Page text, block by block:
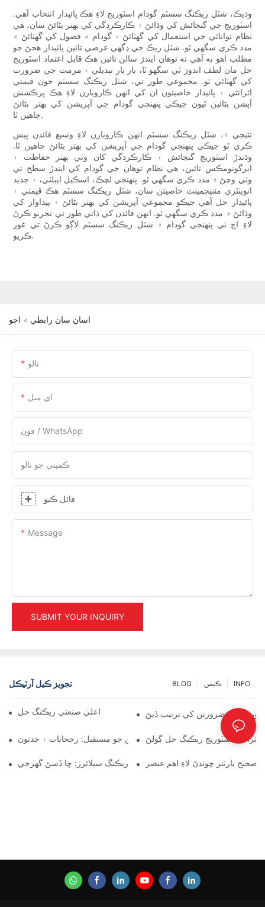
وڌيڪ، شٽل ريڪنگ سسٽم گودام اسٽوريج لاءِ هڪ پائيدار انتخاب آهي.
اسٽوريج جي گنجائش کي وڌائڻ ۽ ڪارڪردگي کي بهتر بڻائڻ سان، هي
نظام توانائي جي استعمال کي گهٽائڻ ۽ گودام ۾ فضول کي گهٽائڻ ۾
مدد ڪري سگهي ٿو. شٽل ريڪ جي ڊگهي عرصي تائين پائيدار هجڻ جو
مطلب اهو به آهي ته توهان ايندڙ سالن تائين هڪ قابل اعتماد اسٽوريج
حل مان لطف اندوز ٿي سگهو ٿا، بار بار تبديلي ۽ مرمت جي ضرورت
کي گهٽائي ٿو. مجموعي طور تي، شٽل ريڪنگ سسٽم جون قيمتي
اثرائتي ۽ پائيدار خاصيتون ان کي انهن ڪاروبارن لاءِ هڪ پرڪشش
آپشن بڻائين ٿيون جيڪي پنهنجي گودام جي آپريشن کي بهتر بڻائڻ
چاهين ٿا.
نتيجي ۾، شٽل ريڪنگ سسٽم انهن ڪاروبارن لاءِ وسيع فائدن پيش
ڪري ٿو جيڪي پنهنجي گودام جي آپريشن کي بهتر بڻائڻ چاهين ٿا.
وڌندڙ اسٽوريج گنجائش ۽ ڪارڪردگي کان وٺي بهتر حفاظت ۽
ايرگونومڪس تائين، هي نظام توهان جي گودام کي ايندڙ سطح تي
وٺي وڃڻ ۾ مدد ڪري سگهي ٿو. پنهنجي لچڪ، اسڪيل ايبلٽي، ۽ جديد
انوینٽري مئنيجمينٽ خاصيتن سان، شٽل ريڪنگ سسٽم هڪ قيمتي ۽
پائيدار حل آهي جيڪو مجموعي آپريشن کي بهتر بڻائڻ ۽ پيداوار کي
وڌائڻ ۾ مدد ڪري سگهي ٿو. انهن فائدن کي ذاتي طور تي تجربو ڪرڻ
لاءِ اڄ ئي پنهنجي گودام ۾ شٽل ريڪنگ سسٽم لاڳو ڪرڻ تي غور
ڪريو.
اسان سان رابطي ۾ اچو
نالو
اي ميل
فون / WhatsApp
ڪمپني جو نالو
فائل ڪيو
Message
SUBMIT YOUR INQUIRY
تجويز ڪيل آرٽيڪل INFO ڪيس BLOG
موثر گودام جي انتظام لاءِ اعليٰ صنعتي ريڪنگ حلجي ضرورتن کي ترتيب ڏيڻ
پيلٽ ريڪ حلن جو مستقبل: رجحانات ۽ جدتوناثرائتي اسٽوريج ريڪنگ حل ڳولڻ
گودام ريڪنگ سپلائرز: ڇا ڏسڻ گهرجيپارٽنر چونڊڻ لاءِ اهم عنصر